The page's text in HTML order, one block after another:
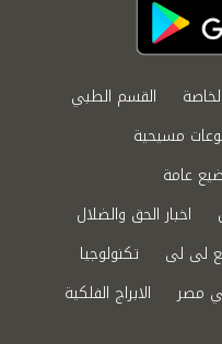
القسم الطبي
مسيحية
عامة
اخبار الحق والضلال
لى لى
تكنولوجيا
مصر
الابراج الفلكية